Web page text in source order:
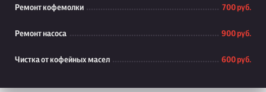
Ремонт кофемолки 700 руб.
Ремонт насоса 900 руб.
Чистка от кофейных масел 600 руб.